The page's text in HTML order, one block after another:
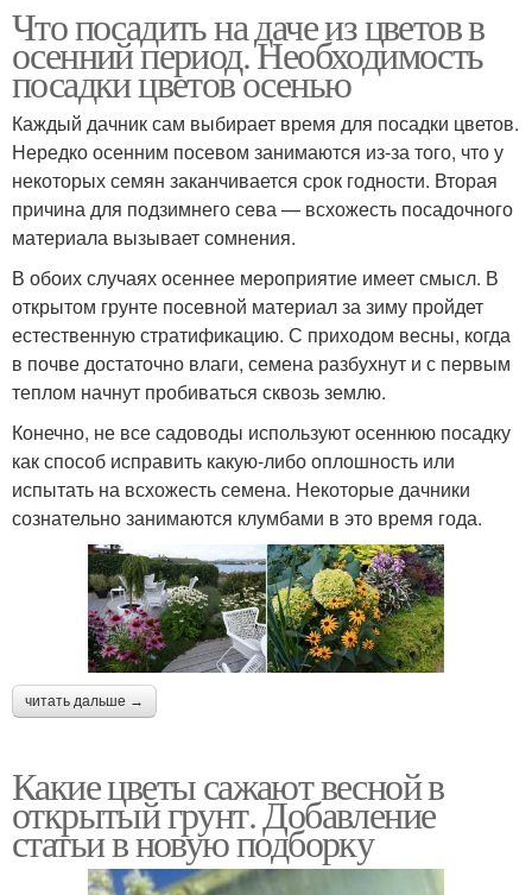
Что посадить на даче из цветов в
осенний период. Необходимость
посадки цветов осенью
Каждый дачник сам выбирает время для посадки цветов.
Нередко осенним посевом занимаются из-за того, что у
некоторых семян заканчивается срок годности. Вторая
причина для подзимнего сева — всхожесть посадочного
материала вызывает сомнения.
В обоих случаях осеннее мероприятие имеет смысл. В
открытом грунте посевной материал за зиму пройдет
естественную стратификацию. С приходом весны, когда
в почве достаточно влаги, семена разбухнут и с первым
теплом начнут пробиваться сквозь землю.
Конечно, не все садоводы используют осеннюю посадку
как способ исправить какую-либо оплошность или
испытать на всхожесть семена. Некоторые дачники
сознательно занимаются клумбами в это время года.
читать дальше →
Какие цветы сажают весной в
открытый грунт. Добавление
статьи в новую подборку